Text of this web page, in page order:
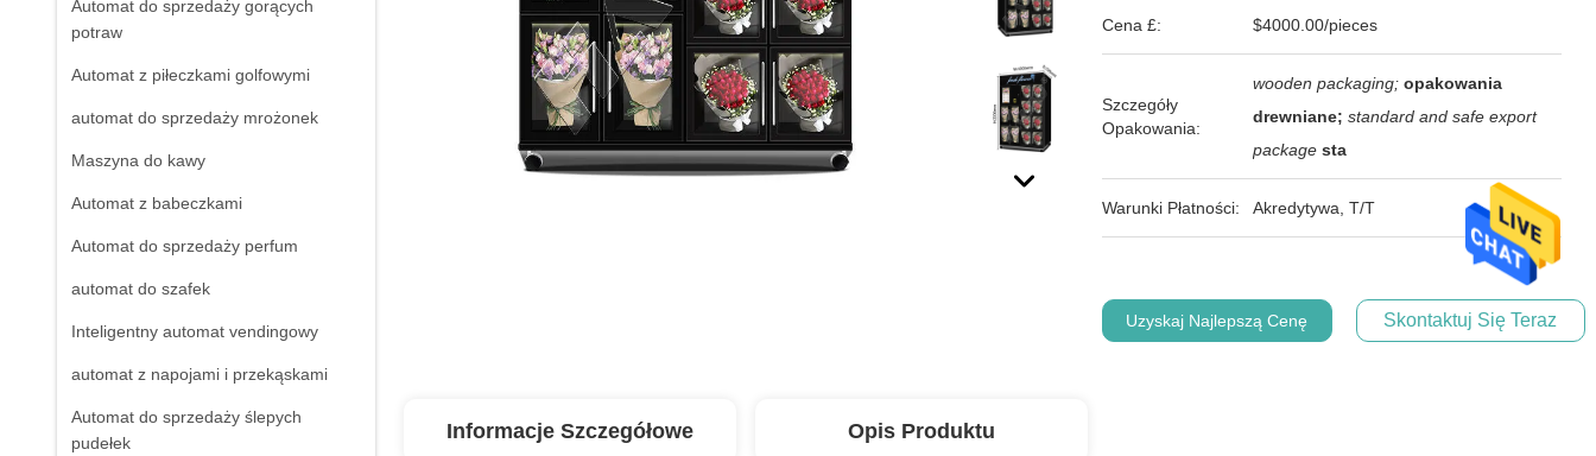
Automat do sprzedaży gorących
potraw
Automat z piłeczkami golfowymi
automat do sprzedaży mrożonek
Maszyna do kawy
Automat z babeczkami
Automat do sprzedaży perfum
automat do szafek
Inteligentny automat vendingowy
automat z napojami i przekąskami
Automat do sprzedaży ślepych
pudełek
Cena £: $4000.00/pieces
Szczegóły
Opakowania:
wooden packaging; opakowania
drewniane; standard and safe export
package sta
Warunki Płatności: Akredytywa, T/T
Uzyskaj Najlepszą Cenę Skontaktuj Się Teraz
Informacje Szczegółowe Opis Produktu